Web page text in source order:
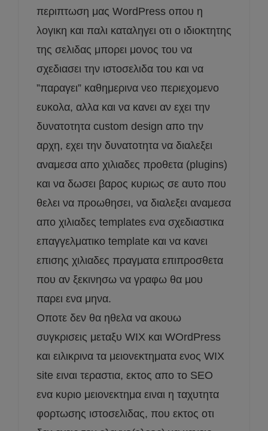
περιπτωση μας WordPress οπου η
λογικη και παλι καταληγει οτι ο ιδιοκτητης
της σελιδας μπορει μονος του να
σχεδιασει την ιστοσελιδα του και να
”παραγει” καθημερινα νεο περιεχομενο
ευκολα, αλλα και να κανει αν εχει την
δυνατοτητα custom design απο την
αρχη, εχει την δυνατοτητα να διαλεξει
αναμεσα απο χιλιαδες προθετα (plugins)
και να δωσει βαρος κυριως σε αυτο που
θελει να προωθησει, να διαλεξει αναμεσα
απο χιλιαδες templates ενα σχεδιαστικα
επαγγελματικο template και να κανει
επισης χιλιαδες πραγματα επιπροσθετα
που αν ξεκινησω να γραφω θα μου
παρει ενα μηνα.
Οποτε δεν θα ηθελα να ακουω
συγκρισεις μεταξυ WIX και WOrdPress
και ειλικρινα τα μειονεκτηματα ενος WIX
site ειναι τεραστια, εκτος απο το SEO
ενα κυριο μειονεκτημα ειναι η ταχυτητα
φορτωσης ιστοσελιδας, που εκτος οτι